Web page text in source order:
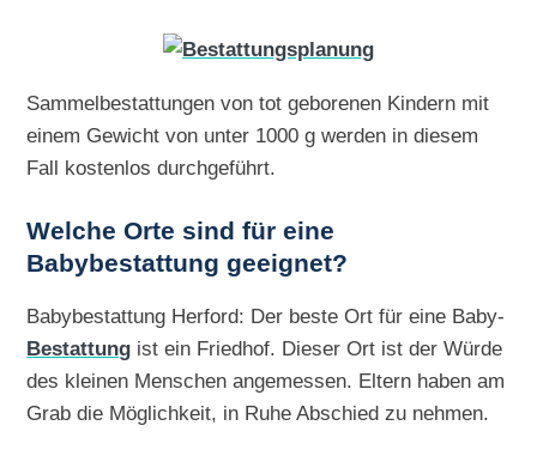
Sammelbestattungen von tot geborenen Kindern mit
einem Gewicht von unter 1000 g werden in diesem
Fall kostenlos durchgeführt.
Welche Orte sind für eine
Babybestattung geeignet?
Babybestattung Herford: Der beste Ort für eine Baby-
Bestattung ist ein Friedhof. Dieser Ort ist der Würde
des kleinen Menschen angemessen. Eltern haben am
Grab die Möglichkeit, in Ruhe Abschied zu nehmen.